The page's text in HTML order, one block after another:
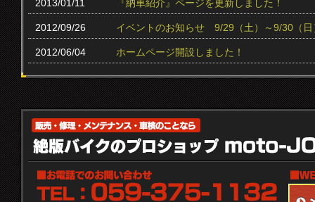
2013/01/11 『納車紹介』ページを更新しました！
2012/09/26 イベントのお知らせ 9/29（土）～9/30（日
2012/06/04 ホームページ開設しました！